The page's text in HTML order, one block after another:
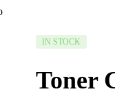
AVAILABILITY:
IN STOCK
Toner